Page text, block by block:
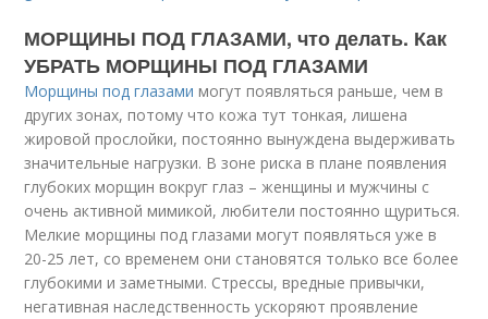
МОРЩИНЫ ПОД ГЛАЗАМИ, что делать. Как
УБРАТЬ МОРЩИНЫ ПОД ГЛАЗАМИ
Морщины под глазами могут появляться раньше, чем в
других зонах, потому что кожа тут тонкая, лишена
жировой прослойки, постоянно вынуждена выдерживать
значительные нагрузки. В зоне риска в плане появления
глубоких морщин вокруг глаз – женщины и мужчины с
очень активной мимикой, любители постоянно щуриться.
Мелкие морщины под глазами могут появляться уже в
20-25 лет, со временем они становятся только все более
глубокими и заметными. Стрессы, вредные привычки,
негативная наследственность ускоряют проявление